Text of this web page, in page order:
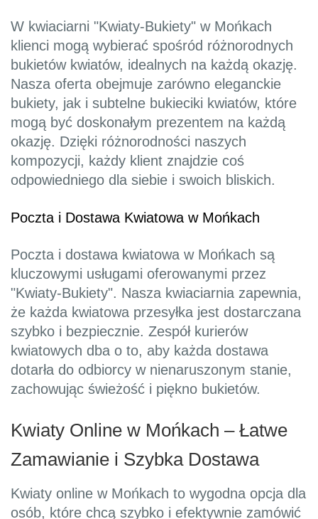
W kwiaciarni "Kwiaty-Bukiety" w Mońkach
klienci mogą wybierać spośród różnorodnych
bukietów kwiatów, idealnych na każdą okazję.
Nasza oferta obejmuje zarówno eleganckie
bukiety, jak i subtelne bukieciki kwiatów, które
mogą być doskonałym prezentem na każdą
okazję. Dzięki różnorodności naszych
kompozycji, każdy klient znajdzie coś
odpowiedniego dla siebie i swoich bliskich.
Poczta i Dostawa Kwiatowa w Mońkach
Poczta i dostawa kwiatowa w Mońkach są
kluczowymi usługami oferowanymi przez
"Kwiaty-Bukiety". Nasza kwiaciarnia zapewnia,
że każda kwiatowa przesyłka jest dostarczana
szybko i bezpiecznie. Zespół kurierów
kwiatowych dba o to, aby każda dostawa
dotarła do odbiorcy w nienaruszonym stanie,
zachowując świeżość i piękno bukietów.
Kwiaty Online w Mońkach – Łatwe
Zamawianie i Szybka Dostawa
Kwiaty online w Mońkach to wygodna opcja dla
osób, które chcą szybko i efektywnie zamówić